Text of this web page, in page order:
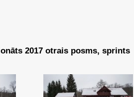
2017 otrais posms, sprints